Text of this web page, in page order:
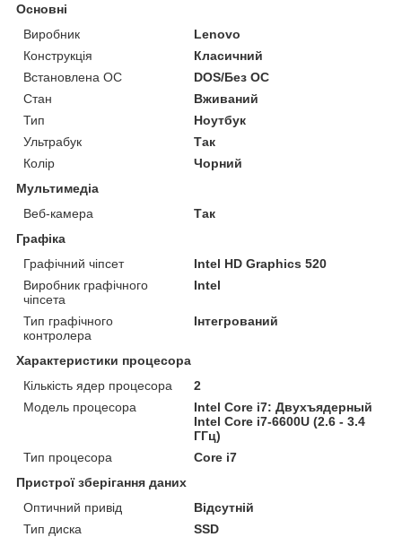
Основні
Виробник
Lenovo
Конструкція
Класичний
Встановлена ОС
DOS/Без ОС
Стан
Вживаний
Тип
Ноутбук
Ультрабук
Так
Колір
Чорний
Мультимедіа
Веб-камера
Так
Графіка
Графічний чіпсет
Intel HD Graphics 520
Виробник графічного
чіпсета
Intel
Тип графічного
контролера
Інтегрований
Характеристики процесора
Кількість ядер процесора
2
Модель процесора
Intel Core i7: Двухъядерный
Intel Core i7-6600U (2.6 - 3.4
ГГц)
Тип процесора
Core i7
Пристрої зберігання даних
Оптичний привід
Відсутній
Тип диска
SSD